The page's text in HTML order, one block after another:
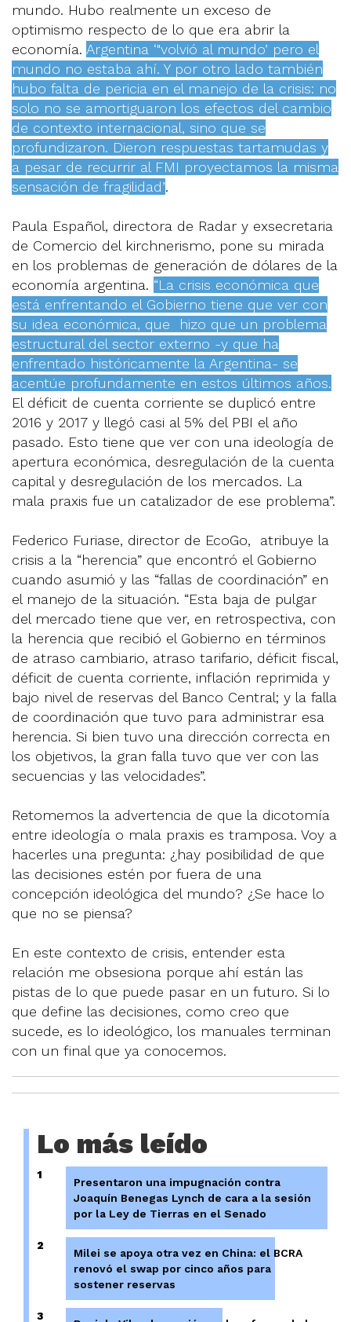
mundo. Hubo realmente un exceso de
optimismo respecto de lo que era abrir la
economía. Argentina ‘"volvió al mundo’ pero el
mundo no estaba ahí. Y por otro lado también
hubo falta de pericia en el manejo de la crisis: no
solo no se amortiguaron los efectos del cambio
de contexto internacional, sino que se
profundizaron. Dieron respuestas tartamudas y
a pesar de recurrir al FMI proyectamos la misma
sensación de fragilidad”.
Paula Español, directora de Radar y exsecretaria
de Comercio del kirchnerismo, pone su mirada
en los problemas de generación de dólares de la
economía argentina. “La crisis económica que
está enfrentando el Gobierno tiene que ver con
su idea económica, que hizo que un problema
estructural del sector externo -y que ha
enfrentado históricamente la Argentina- se
acentúe profundamente en estos últimos años.
El déficit de cuenta corriente se duplicó entre
2016 y 2017 y llegó casi al 5% del PBI el año
pasado. Esto tiene que ver con una ideología de
apertura económica, desregulación de la cuenta
capital y desregulación de los mercados. La
mala praxis fue un catalizador de ese problema”.
Federico Furiase, director de EcoGo, atribuye la
crisis a la “herencia” que encontró el Gobierno
cuando asumió y las “fallas de coordinación” en
el manejo de la situación. “Esta baja de pulgar
del mercado tiene que ver, en retrospectiva, con
la herencia que recibió el Gobierno en términos
de atraso cambiario, atraso tarifario, déficit fiscal,
déficit de cuenta corriente, inflación reprimida y
bajo nivel de reservas del Banco Central; y la falla
de coordinación que tuvo para administrar esa
herencia. Si bien tuvo una dirección correcta en
los objetivos, la gran falla tuvo que ver con las
secuencias y las velocidades”.
Retomemos la advertencia de que la dicotomía
entre ideología o mala praxis es tramposa. Voy a
hacerles una pregunta: ¿hay posibilidad de que
las decisiones estén por fuera de una
concepción ideológica del mundo? ¿Se hace lo
que no se piensa?
En este contexto de crisis, entender esta
relación me obsesiona porque ahí están las
pistas de lo que puede pasar en un futuro. Si lo
que define las decisiones, como creo que
sucede, es lo ideológico, los manuales terminan
con un final que ya conocemos.
Lo más leído
1
Presentaron una impugnación contra
Joaquín Benegas Lynch de cara a la sesión
por la Ley de Tierras en el Senado
2
Milei se apoya otra vez en China: el BCRA
renovó el swap por cinco años para
sostener reservas
3